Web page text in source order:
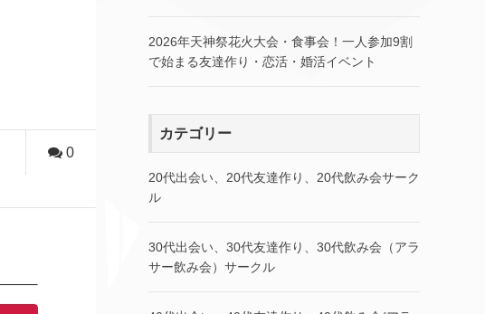
0
2026年天神祭花火大会・食事会！一人参加9割
で始まる友達作り・恋活・婚活イベント
カテゴリー
20代出会い、20代友達作り、20代飲み会サーク
ル
30代出会い、30代友達作り、30代飲み会（アラ
サー飲み会）サークル